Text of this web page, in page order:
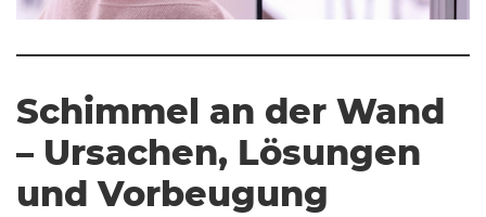
Schimmel an der Wand
– Ursachen, Lösungen
und Vorbeugung